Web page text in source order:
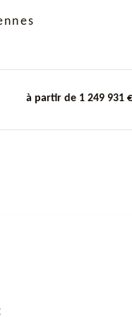
à partir de 1 249 931 €